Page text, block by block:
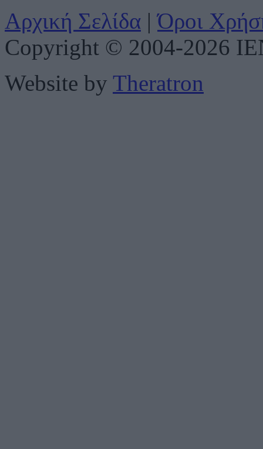
Αρχική Σελίδα |Όροι
Copyright © 2004-2026
Website by Theratron